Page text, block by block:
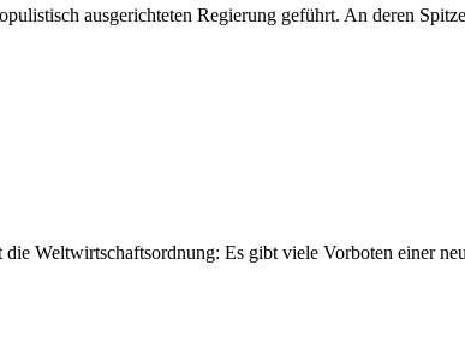
ausgerichteten Regierung geführt. An deren
Weltwirtschaftsordnung: Es gibt viele Vorboten einer